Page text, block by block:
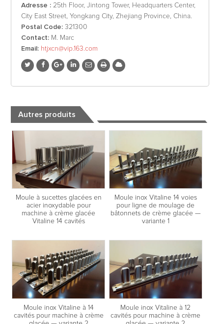
Adresse : 25th Floor, Jintong Tower, Headquarters Center,
City East Street, Yongkang City, Zhejiang Province, China.
Postal Code: 321300
Contact: M. Marc
Email: htjxcn@vip.163.com
Autres produits
Moule à sucettes glacées en
acier inoxydable pour
machine à crème glacée
Vitaline 14 cavités
Moule inox Vitaline 14 voies
pour ligne de moulage de
bâtonnets de crème glacée —
variante 1
Moule inox Vitaline à 14
cavités pour machine à crème
Moule inox Vitaline à 12
cavités pour machine à crème